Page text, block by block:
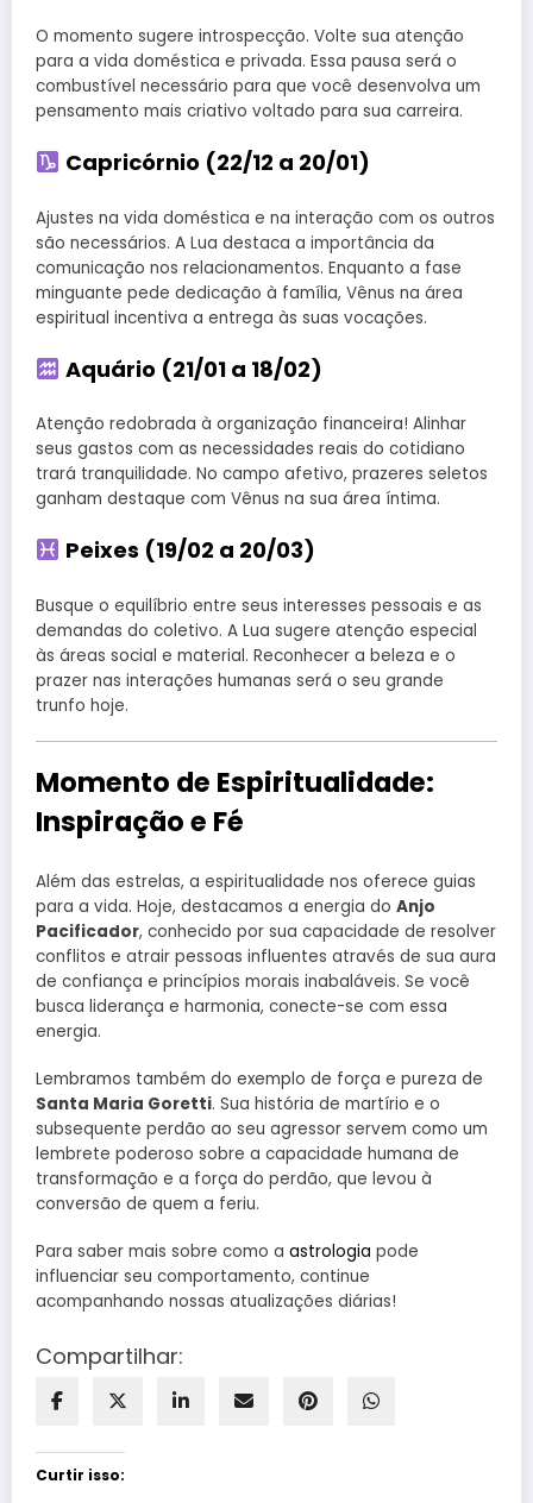
O momento sugere introspecção. Volte sua atenção
para a vida doméstica e privada. Essa pausa será o
combustível necessário para que você desenvolva um
pensamento mais criativo voltado para sua carreira.
Capricórnio (22/12 a 20/01)
Ajustes na vida doméstica e na interação com os outros
são necessários. A Lua destaca a importância da
comunicação nos relacionamentos. Enquanto a fase
minguante pede dedicação à família, Vênus na área
espiritual incentiva a entrega às suas vocações.
Aquário (21/01 a 18/02)
Atenção redobrada à organização financeira! Alinhar
seus gastos com as necessidades reais do cotidiano
trará tranquilidade. No campo afetivo, prazeres seletos
ganham destaque com Vênus na sua área íntima.
Peixes (19/02 a 20/03)
Busque o equilíbrio entre seus interesses pessoais e as
demandas do coletivo. A Lua sugere atenção especial
às áreas social e material. Reconhecer a beleza e o
prazer nas interações humanas será o seu grande
trunfo hoje.
Momento de Espiritualidade:
Inspiração e Fé
Além das estrelas, a espiritualidade nos oferece guias
para a vida. Hoje, destacamos a energia do Anjo
Pacificador, conhecido por sua capacidade de resolver
conflitos e atrair pessoas influentes através de sua aura
de confiança e princípios morais inabaláveis. Se você
busca liderança e harmonia, conecte-se com essa
energia.
Lembramos também do exemplo de força e pureza de
Santa Maria Goretti. Sua história de martírio e o
subsequente perdão ao seu agressor servem como um
lembrete poderoso sobre a capacidade humana de
transformação e a força do perdão, que levou à
conversão de quem a feriu.
Para saber mais sobre como a astrologia pode
influenciar seu comportamento, continue
acompanhando nossas atualizações diárias!
Compartilhar:
Curtir isso: